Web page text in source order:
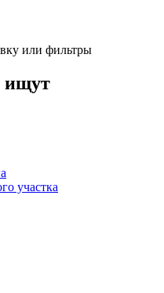
или фильтры
ищут
участка